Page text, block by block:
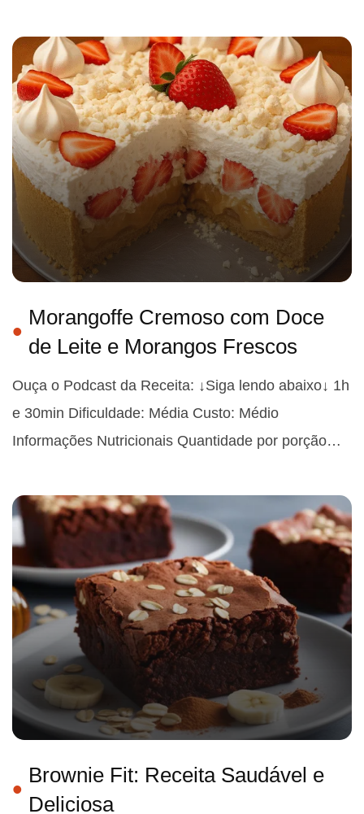
Morangoffe Cremoso com Doce
de Leite e Morangos Frescos
Ouça o Podcast da Receita: ↓Siga lendo abaixo↓ 1h
e 30min Dificuldade: Média Custo: Médio
Informações Nutricionais Quantidade por porção…
Brownie Fit: Receita Saudável e
Deliciosa